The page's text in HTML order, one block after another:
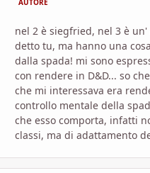
nel 2 è siegfried, nel 3 è
detto tu, ma hanno una
dalla spada! mi sono
con rendere in D&D... so
che mi interessava era
controllo mentale della
che esso comporta, infatti
classi, ma di adattamento